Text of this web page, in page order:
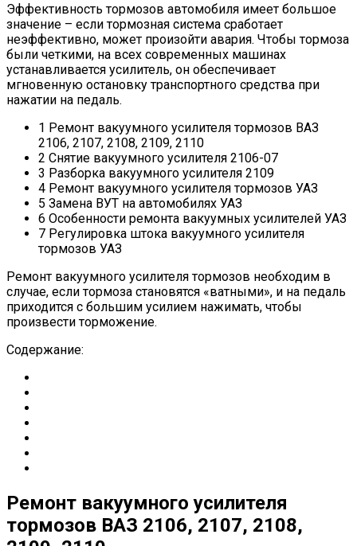
Эффективность тормозов автомобиля имеет большое
значение – если тормозная система сработает
неэффективно, может произойти авария. Чтобы тормоза
были четкими, на всех современных машинах
устанавливается усилитель, он обеспечивает
мгновенную остановку транспортного средства при
нажатии на педаль.
1 Ремонт вакуумного усилителя тормозов ВАЗ
2106, 2107, 2108, 2109, 2110
2 Снятие вакуумного усилителя 2106-07
3 Разборка вакуумного усилителя 2109
4 Ремонт вакуумного усилителя тормозов УАЗ
5 Замена ВУТ на автомобилях УАЗ
6 Особенности ремонта вакуумных усилителей УАЗ
7 Регулировка штока вакуумного усилителя
тормозов УАЗ
Ремонт вакуумного усилителя тормозов необходим в
случае, если тормоза становятся «ватными», и на педаль
приходится с большим усилием нажимать, чтобы
произвести торможение.
Содержание:
Ремонт вакуумного усилителя
тормозов ВАЗ 2106, 2107, 2108,